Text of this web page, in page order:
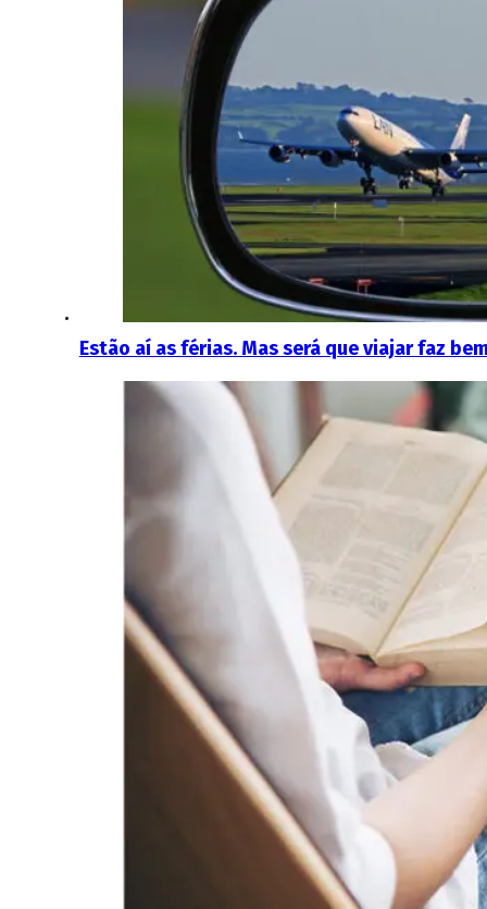
Estão aí as férias. Mas será que viajar faz